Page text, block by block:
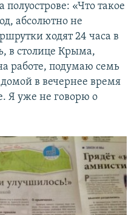
«Что такое
абсолютно не
ходят 24 часа в
в столице Крыма,
работе, подумаю семь
в вечернее время
Я уже не говорю о